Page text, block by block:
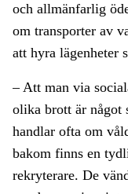
och allmänfarlig
om transporter av
att hyra lägenheter
– Att man via
olika brott är något
handlar ofta om
bakom finns en
rekryterare. De